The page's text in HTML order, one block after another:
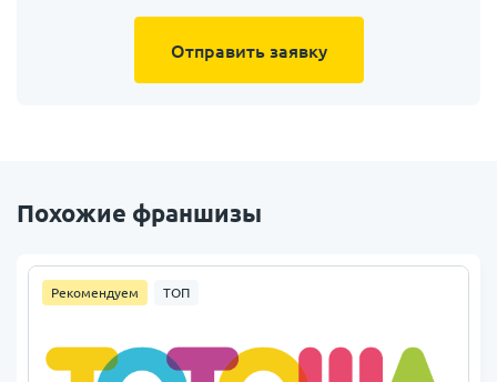
Отправить заявку
Похожие франшизы
Рекомендуем ТОП